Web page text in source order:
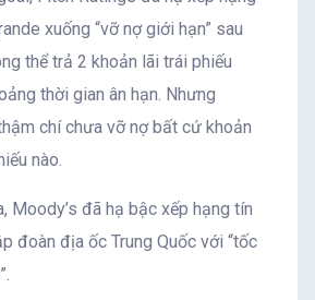
xuống “vỡ nợ giới hạn” sau
thể trả 2 khoản lãi trái phiếu
thời gian ân hạn. Nhưng
chí chưa vỡ nợ bất cứ khoản
nào.
Moody’s đã hạ bậc xếp hạng tín
đoàn địa ốc Trung Quốc với “tốc